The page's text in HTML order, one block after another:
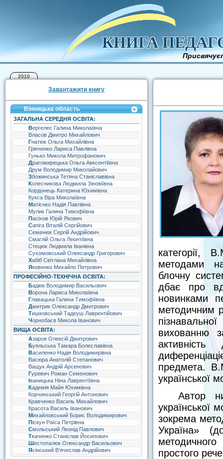
КНИГА
2010
Завантажити книгу
Вінницька область
ЗАГАЛЬНА СЕРЕДНЯ ОСВІТА:
Вергелес Галина Миколаївна
Власов Дмитро Михайлович
Гнатюк Ольга Михайлівна
Грінченко Лариса Павлівна
Гунько Микола Митрофанович
Драгомирецька Ольга Авксентіївна
Друм Володимир Миколайович
Збожинська Тетяна Станіславівна
Колесникова Людмила Зіновіївна
Кордонець Катерина Юхимівна
Кукса Віра Миколаївна
Матієнко Надія Павлівна
Мулик Галина Тимофіївна
Пасіхов Юрій Якович
Сапіга Віталій Сергійович
Семенюк Сергій Андрійович
Смаглій Ольга Леонтіївна
Стецюк Людмила Іванівна
Сухомовський Олександр Григорович
Хабіб Світлана Михайлівна
Яковенко Михайло Петрович
ПРОФЕСІЙНО-ТЕХНІЧНА ОСВІТА:
Бадюк Володимир Васильович
Ворона Лариса Миколаївна
Главацька Галина Тимофіївна
Дмитрик Олександр Дмитрович
Тишковський Тадеуш Лаврентійович
Чорнобаєв Микола Іванович
ВИЩА ОСВІТА:
Азаров Олексій Дмитрович
Буяльська Тамара Болеславівна
Василенко Надія Володимирівна
Васюра Анатолій Степанович
Ващук Андрій Арсенович
Гуревич Роман Семенович
Іваницька Ніна Лаврентіївна
Кадемія Майя Юхимівна
Корчинський Георгій Антонович
Кравченко Василь Михайлович
Красота Василь Іванович
Михайловський Борис Володимирович
Піскун Раїса Петрівна
Смольський Леонід Павлович
Ткаченко Станіслав Йосипович
Шестопалюк Олександр Васильович
Ясінський В’ячеслав Андрійович
категорії,
методами
блочну
дбає про
новинками
методичним
вихованню
активність
предмета.
української
Автор
української
зокрема
Україна»
простого